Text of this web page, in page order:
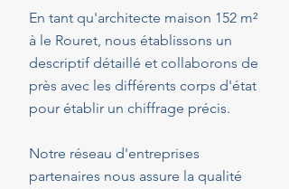
En tant qu'architecte maison 152 m²
à le Rouret, nous établissons un
descriptif détaillé et collaborons de
près avec les différents corps d'état
pour établir un chiffrage précis.
Notre réseau d'entreprises
partenaires nous assure la qualité